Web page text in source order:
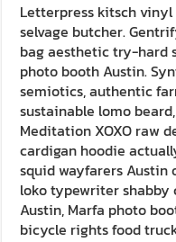
Letterpress kitsch
selvage butcher.
bag aesthetic try-hard
photo booth Austin.
semiotics, authentic
sustainable lomo
Meditation XOXO raw
cardigan hoodie
squid wayfarers
loko typewriter shabby
Austin, Marfa photo
bicycle rights food